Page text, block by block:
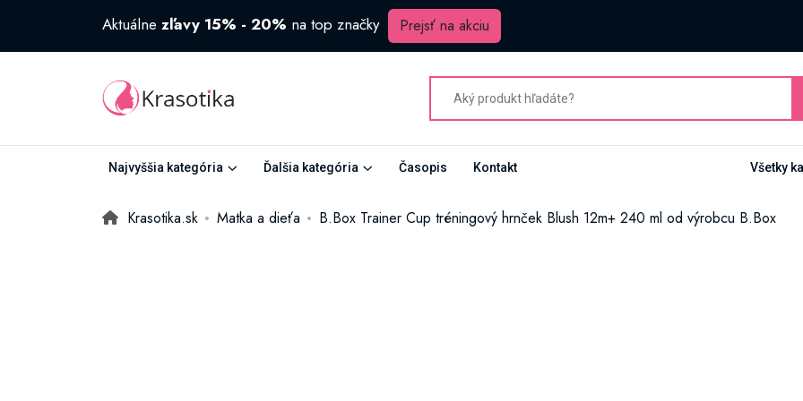
Aktuálne zľavy 15% - 20% na top značky Prejsť na akciu
Najvyššia kategória Ďalšia kategória Časopis Kontakt Všetky
Krasotika.sk Matka a dieťa B.Box Trainer Cup tréningový hrnček Blush 12m+ 240 ml od výrobcu B.Box